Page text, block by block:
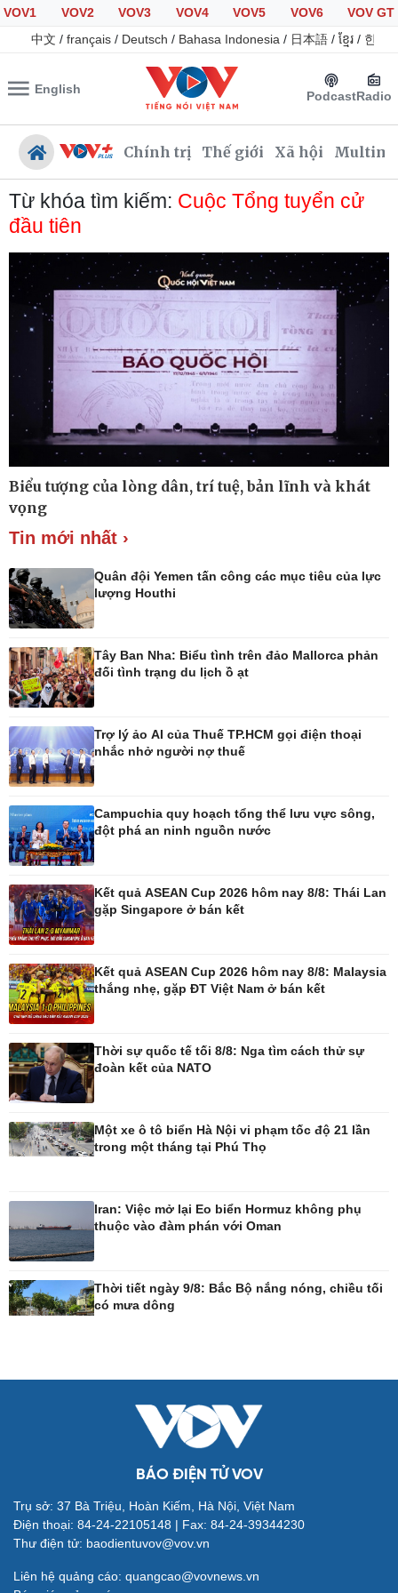
VOV1 VOV2 VOV3 VOV4 VOV5 VOV6
VOV GT
中文 / français / Deutsch / Bahasa Indonesia / 日本語 / ខ្មែរ / 한국
English PodcastRadio
Chính trị Thế giới Xã hội
Chính trị
Đảng
Tổ chức nhân sự
Quốc hội
Nhận diện sự thật
Xã hội
Tin 24h
Giáo dục
Dự báo thời tiết
Dấu ấn VOV
Việc làm
Biển đảo
Quan sát
Cuộc sống đó đây
Hồ sơ
Ảnh
Kinh tế
Bất động sản
Khởi nghiệp
Thị trường
Giá vàng
Chứng khoán
Giá cà phê
Pháp luật
Vụ án
Tin nóng
Tư vấn luật
Bóng đá quốc tế
Bóng đá Việt Nam
Hậu trường
Ô tô - Xe máy
Ô tô
Tư vấn
Doanh nhân
Vì cộng đồng
Công nghệ
Tin Công nghệ
Trải nghiệm
Cây thuốc
Ăn sạch sống khỏe
Đời sống
Nhà đẹp
Tình yêu - Gia đình
Văn hóa
Sân khấu - Điện ảnh
Di sản
Từ khóa tìm kiếm: Cuộc Tổng tuyển cử
đầu tiên
Biểu tượng của lòng dân, trí tuệ, bản lĩnh và khát
vọng
Tin mới nhất ›
Quân đội Yemen tấn công các mục tiêu của lực
lượng Houthi
Tây Ban Nha: Biểu tình trên đảo Mallorca phản
đối tình trạng du lịch ồ ạt
Trợ lý ảo AI của Thuế TP.HCM gọi điện thoại
nhắc nhở người nợ thuế
Campuchia quy hoạch tổng thể lưu vực sông,
đột phá an ninh nguồn nước
Kết quả ASEAN Cup 2026 hôm nay 8/8: Thái Lan
gặp Singapore ở bán kết
Kết quả ASEAN Cup 2026 hôm nay 8/8: Malaysia
thắng nhẹ, gặp ĐT Việt Nam ở bán kết
Thời sự quốc tế tối 8/8: Nga tìm cách thử sự
đoàn kết của NATO
Một xe ô tô biển Hà Nội vi phạm tốc độ 21 lần
trong một tháng tại Phú Thọ
Iran: Việc mở lại Eo biển Hormuz không phụ
thuộc vào đàm phán với Oman
Thời tiết ngày 9/8: Bắc Bộ nắng nóng, chiều tối
có mưa dông
BÁO ĐIỆN TỬ VOV
Trụ sở: 37 Bà Triệu, Hoàn Kiếm, Hà Nội, Việt Nam
Điện thoại: 84-24-22105148 | Fax: 84-24-39344230
Thư điện tử: baodientuvov@vov.vn
Liên hệ quảng cáo: quangcao@vovnews.vn